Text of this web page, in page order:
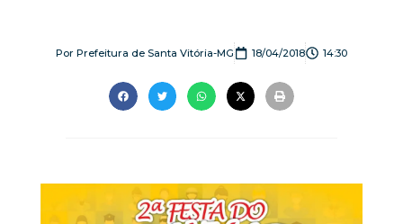
Por Prefeitura de Santa Vitória-MG 18/04/2018 14:30